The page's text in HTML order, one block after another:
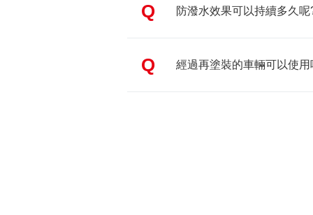
Q 防潑水效果可以持續多久呢
Q 經過再塗裝的車輛可以使用